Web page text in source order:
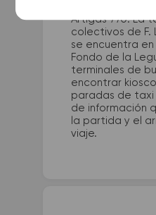
Artigas 770. La
colectivos de F.
se encuentra
Fondo de la
terminales de
encontrar
paradas de taxi
de información
la partida y el
viaje.